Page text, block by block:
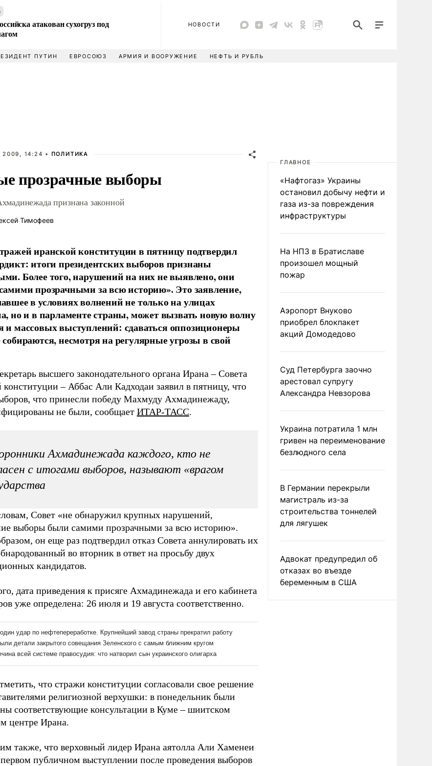
атакован сухогруз под
НОВОСТИ
ПУТИН ЕВРОСОЮЗ АРМИЯ И ВООРУЖЕНИЕ НЕФТЬ И РУБЛЬ
14:24 • ПОЛИТИКА
прозрачные выборы
признана законной
Тимофеев
иранской конституции в пятницу подтвердил
итоги президентских выборов признаны
Более того, нарушений на них не выявлено, они
прозрачными за всю историю». Это заявление,
в условиях волнений не только на улицах
но и в парламенте страны, может вызвать новую волну
и массовых выступлений: сдаваться оппозиционеры
несмотря на регулярные угрозы в свой
высшего законодательного органа Ирана – Совета
конституции – Аббас Али Кадходаи заявил в пятницу, что
что принесли победу Махмуду Ахмадинежаду,
не были, сообщает ИТАР-ТАСС.
Ахмадинежада каждого, кто не
с итогами выборов, называют «врагом
Совет «не обнаружил крупных нарушений,
выборы были самими прозрачными за всю историю».
он еще раз подтвердил отказ Совета аннулировать их
во вторник в ответ на просьбу двух
кандидатов.
дата приведения к присяге Ахмадинежада и его кабинета
уже определена: 26 июля и 19 августа соответственно.
что стражи конституции согласовали свое решение
религиозной верхушки: в понедельник были
соответствующие консультации в Куме – шиитском
центре Ирана.
также, что верховный лидер Ирана аятолла Али Хаменеи
публичном выступлении после проведения выборов
ГЛАВНОЕ
«Нафтогаз» Украины
остановил добычу нефти и
газа из-за повреждения
инфраструктуры
На НПЗ в Братиславе
произошел мощный
пожар
Аэропорт Внуково
приобрел блокпакет
акций Домодедово
Суд Петербурга заочно
арестовал супругу
Александра Невзорова
Украина потратила 1 млн
гривен на переименование
безлюдного села
В Германии перекрыли
магистраль из-за
строительства тоннелей
для лягушек
Адвокат предупредил об
отказах во въезде
беременным в США